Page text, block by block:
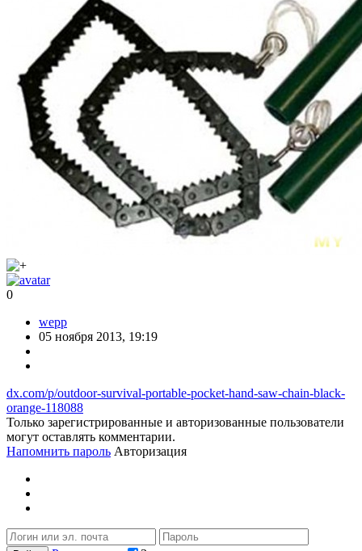
0
wepp
05 ноября 2013, 19:19
dx.com/p/outdoor-survival-portable-pocket-hand-saw-chain-black-
orange-118088
Только зарегистрированные и авторизованные пользователи
могут оставлять комментарии.
Напомнить пароль Авторизация